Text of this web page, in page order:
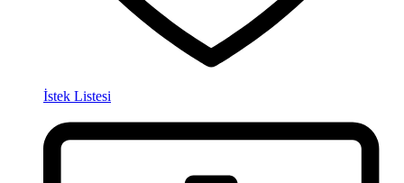
İstek Listesi